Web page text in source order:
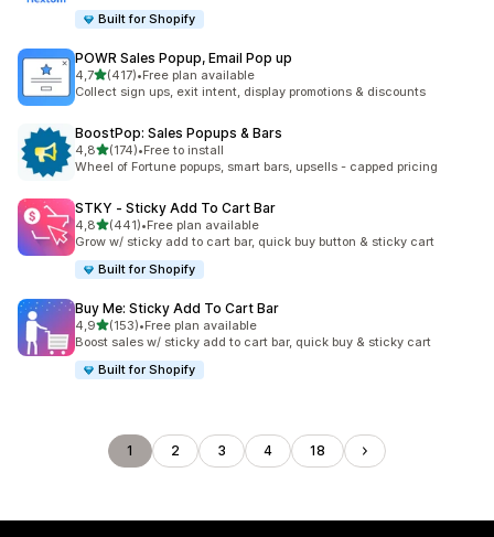
Built for Shopify
POWR Sales Popup, Email Pop up
4,7de 5 estrelas
(417)
417 total de avaliações
•Free plan available
Collect sign ups, exit intent, display promotions & discounts
BoostPop: Sales Popups & Bars
4,8de 5 estrelas
(174)
174 total de avaliações
•Free to install
Wheel of Fortune popups, smart bars, upsells - capped pricing
STKY ‑ Sticky Add To Cart Bar
4,8de 5 estrelas
(441)
441 total de avaliações
•Free plan available
Grow w/ sticky add to cart bar, quick buy button & sticky cart
Built for Shopify
Buy Me: Sticky Add To Cart Bar
4,9de 5 estrelas
(153)
153 total de avaliações
•Free plan available
Boost sales w/ sticky add to cart bar, quick buy & sticky cart
Built for Shopify
1 2 3 4 18